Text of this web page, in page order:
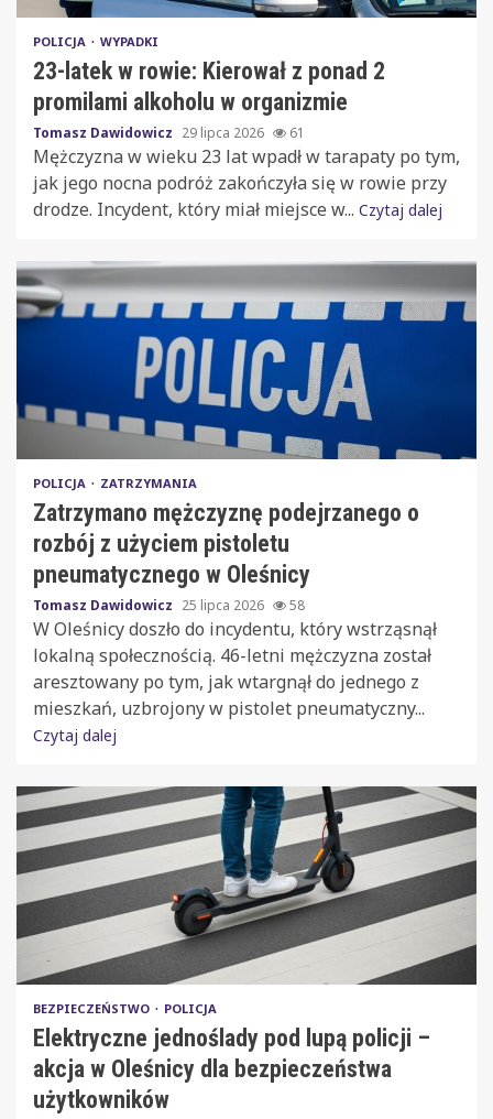
POLICJA WYPADKI
23-latek w rowie: Kierował z ponad 2
promilami alkoholu w organizmie
Tomasz Dawidowicz 29 lipca 2026 61
Mężczyzna w wieku 23 lat wpadł w tarapaty po tym,
jak jego nocna podróż zakończyła się w rowie przy
drodze. Incydent, który miał miejsce w... Czytaj dalej
POLICJA ZATRZYMANIA
Zatrzymano mężczyznę podejrzanego o
rozbój z użyciem pistoletu
pneumatycznego w Oleśnicy
Tomasz Dawidowicz 25 lipca 2026 58
W Oleśnicy doszło do incydentu, który wstrząsnął
lokalną społecznością. 46-letni mężczyzna został
aresztowany po tym, jak wtargnął do jednego z
mieszkań, uzbrojony w pistolet pneumatyczny...
Czytaj dalej
BEZPIECZEŃSTWO POLICJA
Elektryczne jednoślady pod lupą policji –
akcja w Oleśnicy dla bezpieczeństwa
użytkowników